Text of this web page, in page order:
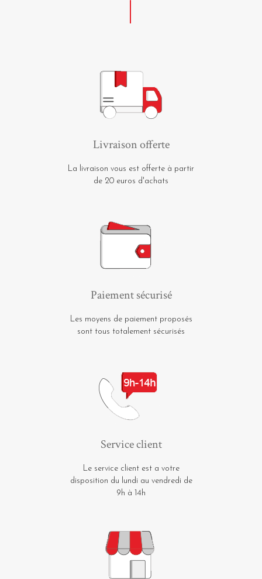
Livraison offerte
La livraison vous est offerte à partir
de 20 euros d'achats
Paiement sécurisé
Les moyens de paiement proposés
sont tous totalement sécurisés
Service client
Le service client est a votre
disposition du lundi au vendredi de
9h à 14h